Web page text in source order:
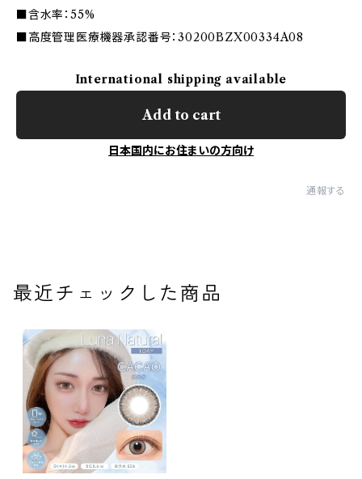
■含水率：55%
■高度管理医療機器承認番号：30200BZX00334A08
International shipping available
Add to cart
日本国内にお住まいの方向け
通報する
最近チェックした商品